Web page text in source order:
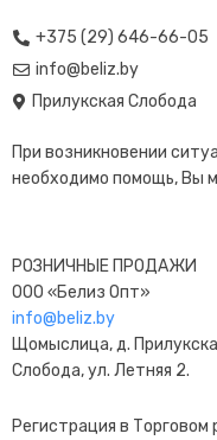
+375 (29) 646-66-05
info@beliz.by
Прилукская Слобода
При возникновении
необходимо помощь, Вы
РОЗНИЧНЫЕ ПРОДАЖИ
ООО «Белиз Опт»
info@beliz.by
Щомыслица, д.
Слобода, ул. Летняя 2.
Регистрация в Торговом